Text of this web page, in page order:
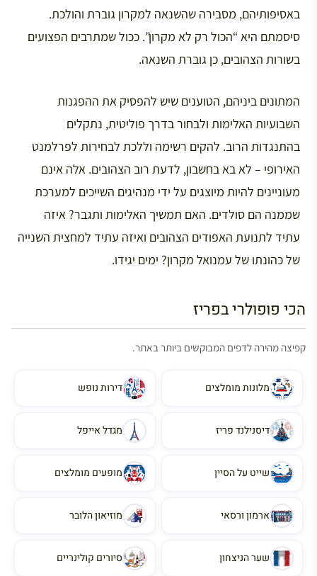
באסיפותיהם, מסבירה שהשנאה למקרון גוברת והולכת.
סיסמתם היא “הכול רק לא מקרון”. ככול שמתרבים הפצועים
בשורות הצהובים, כן גוברת השנאה.
המתונים ביניהם, הטוענים שיש להפסיק את ההפגנות
השבועיות האלימות ולבחור בדרך פוליטית, נתקלים
בהתנגדות הרוב. להקים רשימה וללכת לבחירות לפרלמנט
האירופי – לא בא בחשבון, לדעת רוב הצהובים. אלה אינם
מעוניינים להיות מיוצגים על ידי מנהיגים השייכים למערכת
שממנה הם סולדים. האם תמשיך האלימות ותגבר? איזה
עתיד לתנועת האפודים הצהובים ואיזה עתיד למחצית השנייה
של כהונתו של עמנואל מקרון? ימים יגידו.
הכי פופולרי בפריז
קפיצה מהירה לדפים המבוקשים ביותר באתר.
מלונות מומלצים דירות נופש
דיסנילנד פריז מגדל אייפל
שייט על הסיין מופעים מומלצים
ארמון ורסאי מוזיאון הלובר
שער הניצחון סיורים קולינריים